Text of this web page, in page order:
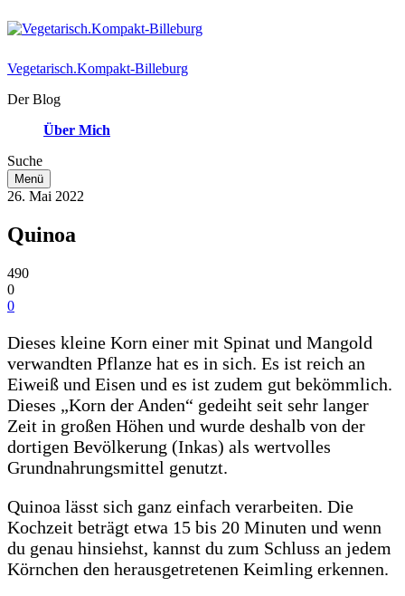
Vegetarisch.Kompakt-Billeburg
Der Blog
Über Mich
Suche
Menü
26. Mai 2022
Quinoa
490
0
0
Dieses kleine Korn einer mit Spinat und Mangold
verwandten Pflanze hat es in sich. Es ist reich an
Eiweiß und Eisen und es ist zudem gut bekömmlich.
Dieses „Korn der Anden“ gedeiht seit sehr langer
Zeit in großen Höhen und wurde deshalb von der
dortigen Bevölkerung (Inkas) als wertvolles
Grundnahrungsmittel genutzt.
Quinoa lässt sich ganz einfach verarbeiten. Die
Kochzeit beträgt etwa 15 bis 20 Minuten und wenn
du genau hinsiehst, kannst du zum Schluss an jedem
Körnchen den herausgetretenen Keimling erkennen.